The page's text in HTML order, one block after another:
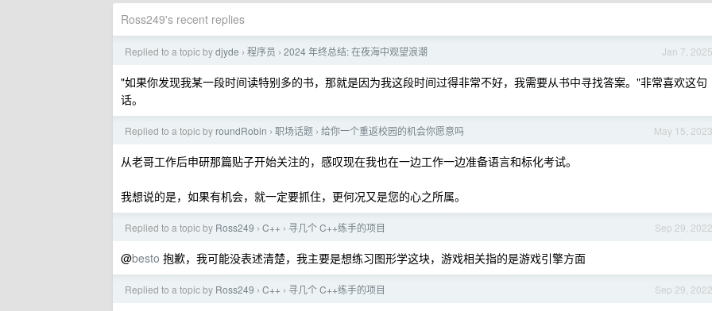
Ross249's recent replies
Jan 7, 2025
Replied to a topic bydjyde › 程序员 › 2024 年终总结: 在夜海中观望浪潮
"如果你发现我某一段时间读特别多的书，那就是因为我这段时间过得非常不好，我需要从书中寻找答案。"非常喜欢这句
话。
May 15, 2023
Replied to a topic by roundRobin › 职场话题 › 给你一个重返校园的机会你愿意吗
从老哥工作后申研那篇贴子开始关注的，感叹现在我也在一边工作一边准备语言和标化考试。
我想说的是，如果有机会，就一定要抓住，更何况又是您的心之所属。
Sep 29, 2022
Replied to a topic by Ross249 › C++ › 寻几个 C++练手的项目
@besto 抱歉，我可能没表述清楚，我主要是想练习图形学这块，游戏相关指的是游戏引擎方面
Sep 29, 2022
Replied to a topic by Ross249 › C++ › 寻几个 C++练手的项目